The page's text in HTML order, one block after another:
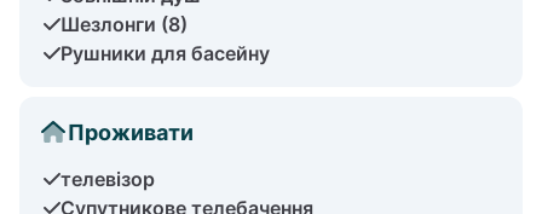
Шезлонги (8)
Рушники для басейну
Проживати
телевізор
Супутникове телебачення